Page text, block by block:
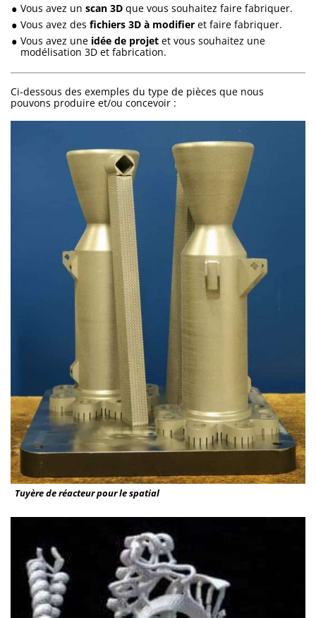
Vous avez un scan 3D que vous souhaitez faire fabriquer.
Vous avez des fichiers 3D à modifier et faire fabriquer.
Vous avez une idée de projet et vous souhaitez une
modélisation 3D et fabrication.
Ci-dessous des exemples du type de pièces que nous
pouvons produire et/ou concevoir :
Tuyère de réacteur pour le spatial